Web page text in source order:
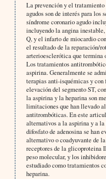
La prevención y el tratamiento
agudos son de interés para los
síndrome coronario agudo
incluyendo la angina
Q, y el infarto de miocardio
el resultado de la reparación/
arterioesclerótica que termina
Los tratamientos
aspirina. Generalmente se
terapias anti-isquémicas y con
elevación del segmento ST,
la aspirina y la heparina son
limitaciones que han llevado
antitrombóticas. En este
alternativos a la aspirina y a
difosfato de adenosina se han
alternativo o coadyuvante de
receptores de la glicoproteina
peso molecular, y los
estudiado como tratamientos
heparina.